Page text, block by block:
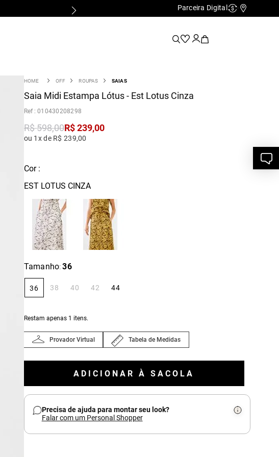
Parceira Digital Cashback
OFF ROUPAS SAIAS
Saia Midi Estampa Lótus - Est Lotus Cinza
:010430208298
R$598,00R$ 239,00
ou 1x de R$ 239,00
Cor :
EST LOTUS CINZA
Tamanho: 36
36 38 40 42 44
Restam apenas 1 itens.
Provador Virtual Tabela de Medidas
ADICIONAR À SACOLA
Precisa de ajuda para montar seu look?
Falar com um Personal Shopper